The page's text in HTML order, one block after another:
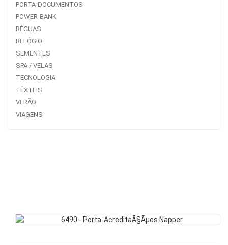
PORTA-DOCUMENTOS
POWER-BANK
RÉGUAS
RELÓGIO
SEMENTES
SPA / VELAS
TECNOLOGIA
TÊXTEIS
VERÃO
VIAGENS